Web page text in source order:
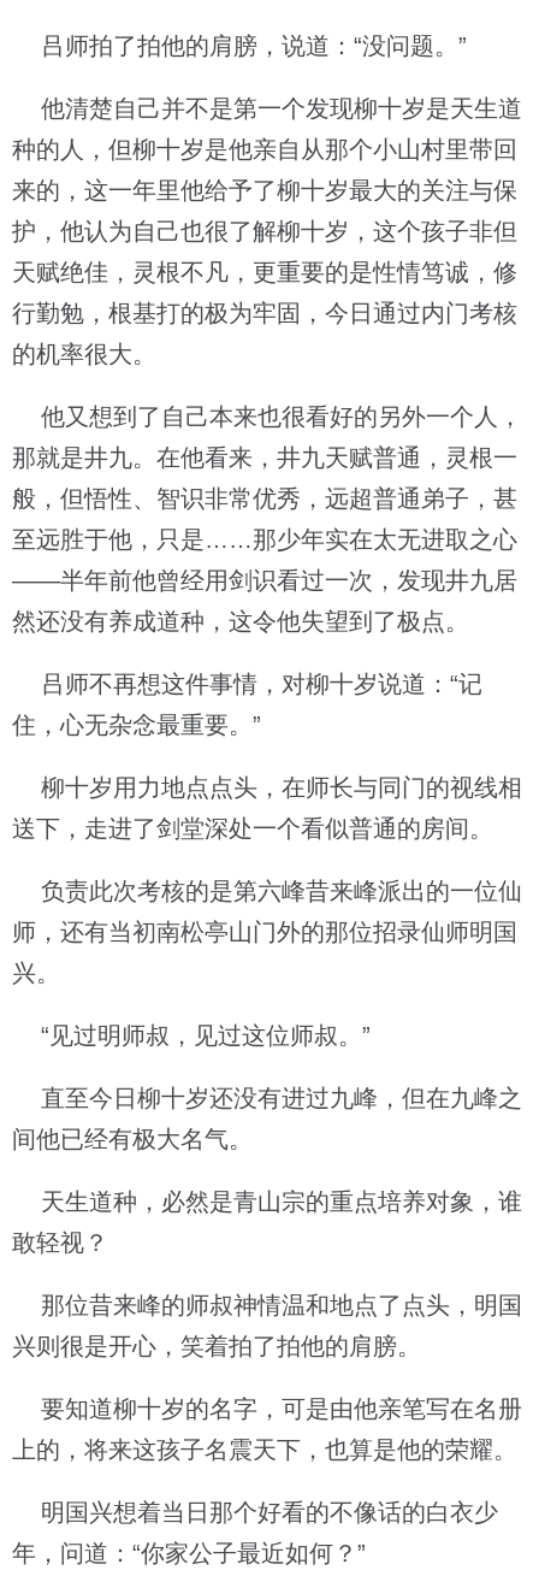
吕师拍了拍他的肩膀，说道：“没问题。”
他清楚自己并不是第一个发现柳十岁是天生道
种的人，但柳十岁是他亲自从那个小山村里带回
来的，这一年里他给予了柳十岁最大的关注与保
护，他认为自己也很了解柳十岁，这个孩子非但
天赋绝佳，灵根不凡，更重要的是性情笃诚，修
行勤勉，根基打的极为牢固，今日通过内门考核
的机率很大。
他又想到了自己本来也很看好的另外一个人，
那就是井九。在他看来，井九天赋普通，灵根一
般，但悟性、智识非常优秀，远超普通弟子，甚
至远胜于他，只是……那少年实在太无进取之心
——半年前他曾经用剑识看过一次，发现井九居
然还没有养成道种，这令他失望到了极点。
吕师不再想这件事情，对柳十岁说道：“记
住，心无杂念最重要。”
柳十岁用力地点点头，在师长与同门的视线相
送下，走进了剑堂深处一个看似普通的房间。
负责此次考核的是第六峰昔来峰派出的一位仙
师，还有当初南松亭山门外的那位招录仙师明国
兴。
“见过明师叔，见过这位师叔。”
直至今日柳十岁还没有进过九峰，但在九峰之
间他已经有极大名气。
天生道种，必然是青山宗的重点培养对象，谁
敢轻视？
那位昔来峰的师叔神情温和地点了点头，明国
兴则很是开心，笑着拍了拍他的肩膀。
要知道柳十岁的名字，可是由他亲笔写在名册
上的，将来这孩子名震天下，也算是他的荣耀。
明国兴想着当日那个好看的不像话的白衣少
年，问道：“你家公子最近如何？”